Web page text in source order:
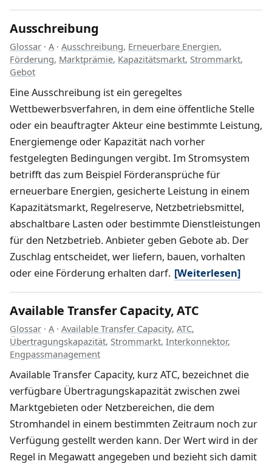
Ausschreibung
Glossar · A · Ausschreibung, Erneuerbare Energien,
Förderung, Marktprämie, Kapazitätsmarkt, Strommarkt,
Gebot
Eine Ausschreibung ist ein geregeltes
Wettbewerbsverfahren, in dem eine öffentliche Stelle
oder ein beauftragter Akteur eine bestimmte Leistung,
Energiemenge oder Kapazität nach vorher
festgelegten Bedingungen vergibt. Im Stromsystem
betrifft das zum Beispiel Förderansprüche für
erneuerbare Energien, gesicherte Leistung in einem
Kapazitätsmarkt, Regelreserve, Netzbetriebsmittel,
abschaltbare Lasten oder bestimmte Dienstleistungen
für den Netzbetrieb. Anbieter geben Gebote ab. Der
Zuschlag entscheidet, wer liefern, bauen, vorhalten
oder eine Förderung erhalten darf. [Weiterlesen]
Available Transfer Capacity, ATC
Glossar · A · Available Transfer Capacity, ATC,
Übertragungskapazität, Strommarkt, Interkonnektor,
Engpassmanagement
Available Transfer Capacity, kurz ATC, bezeichnet die
verfügbare Übertragungskapazität zwischen zwei
Marktgebieten oder Netzbereichen, die dem
Stromhandel in einem bestimmten Zeitraum noch zur
Verfügung gestellt werden kann. Der Wert wird in der
Regel in Megawatt angegeben und bezieht sich damit